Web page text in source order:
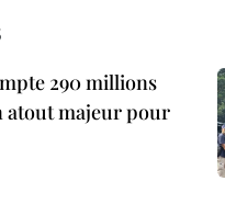
290 millions
atout majeur pour